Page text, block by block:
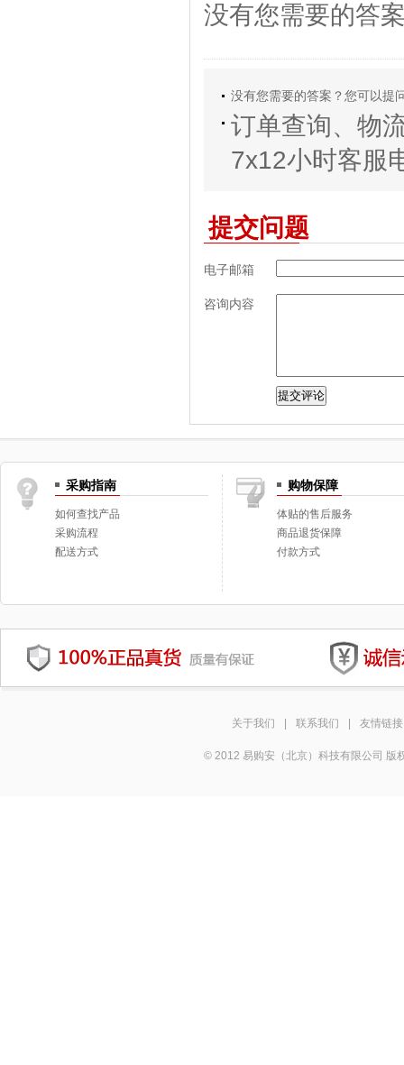
没有您需要的答
没有您需要的答案？您可以提
订单查询、物
7x12小时客服
提交问题
电子邮箱
咨询内容
采购指南
如何查找产品
采购流程
配送方式
购物保障
体贴的售后服务
商品退货保障
付款方式
关于我们 联系我们 友情链接
© 2012 易购安（北京）科技有限公司 版